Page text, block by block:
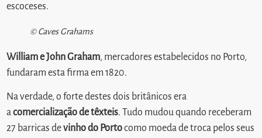
escoceses.
© Caves Grahams
William e John Graham, mercadores estabelecidos no Porto,
fundaram esta firma em 1820.
Na verdade, o forte destes dois britânicos era
acomercialização de têxteis. Tudo mudou quando receberam
27 barricas devinho do Portocomo moeda de troca pelos seus